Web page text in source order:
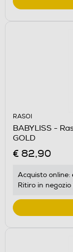
RASOI
BABYLISS -
GOLD
€ 82,90
Acquisto online:
Ritiro in